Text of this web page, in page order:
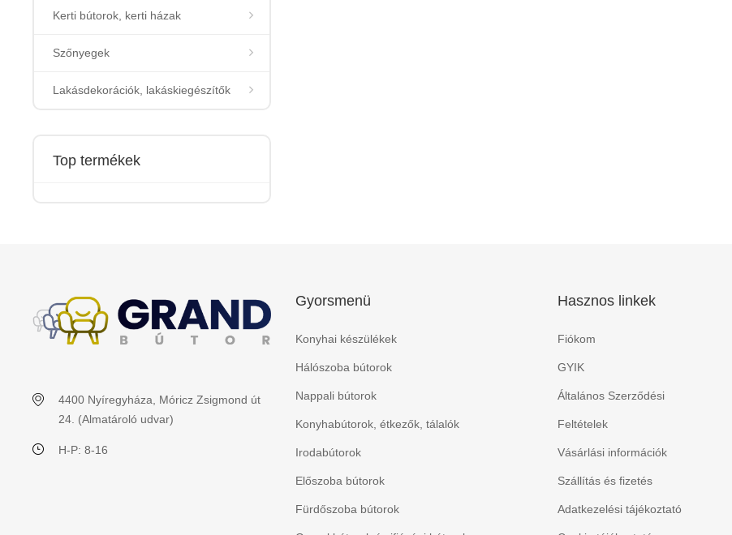
Kerti bútorok, kerti házak
Szőnyegek
Lakásdekorációk, lakáskiegészítők
Top termékek
4400 Nyíregyháza, Móricz Zsigmond út
24. (Almatároló udvar)
H-P: 8-16
Gyorsmenü
Konyhai készülékek
Hálószoba bútorok
Nappali bútorok
Konyhabútorok, étkezők, tálalók
Irodabútorok
Előszoba bútorok
Fürdőszoba bútorok
Hasznos linkek
Fiókom
GYIK
Általános Szerződési
Feltételek
Vásárlási információk
Szállítás és fizetés
Adatkezelési tájékoztató